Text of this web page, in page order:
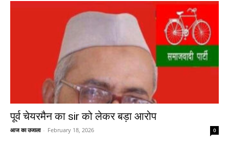
पूर्व चेयरमैन का sir को लेकर बड़ा आरोप
आज का उजाला - February 18, 2026 0